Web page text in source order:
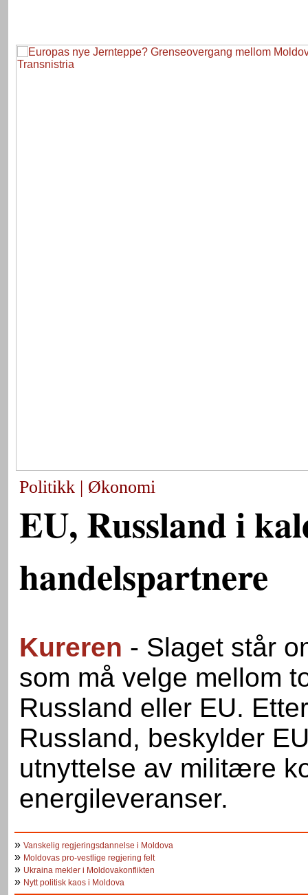
Politikk | Økonomi
EU, Russland i
handelspartnere
Kureren - Slaget står
som må velge mellom
Russland eller EU.
Russland, beskylder
utnyttelse av militære
energileveranser.
» Vanskelig regjeringsdannelse i Moldova
» Moldovas pro-vestlige regjering felt
» Ukraina mekler i Moldovakonflikten
» Nytt politisk kaos i Moldova